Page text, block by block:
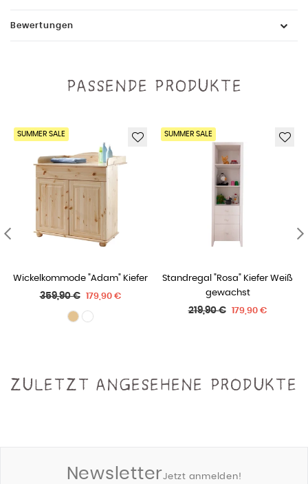
Bewertungen
PASSENDE PRODUKTE
SUMMER SALE
Standregal "Rosa" Kiefer Weiß
gewachst
Normaler
219,90 € 179,90 €
SUMMER SALE
Anstellregal für
Wickelkommoden (für "Adam" &
"Moritz")
ZULETZT ANGESEHENE PRODUKTE
NewsletterJetzt anmelden!